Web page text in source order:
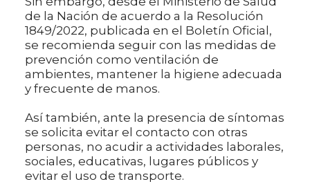
de la Nación de acuerdo a la Resolución
1849/2022, publicada en el Boletín Oficial,
se recomienda seguir con las medidas de
prevención como ventilación de
ambientes, mantener la higiene adecuada
y frecuente de manos.
Así también, ante la presencia de síntomas
se solicita evitar el contacto con otras
personas, no acudir a actividades laborales,
sociales, educativas, lugares públicos y
evitar el uso de transporte.